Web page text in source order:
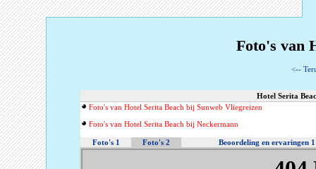
Foto's van
<--
Hotel Serita
Foto's van Hotel Serita Beach bij Sunweb Vliegreizen
Foto's van Hotel Serita Beach bij Neckermann
Foto's 1 Foto's 2 Beoordeling en ervaringen 1